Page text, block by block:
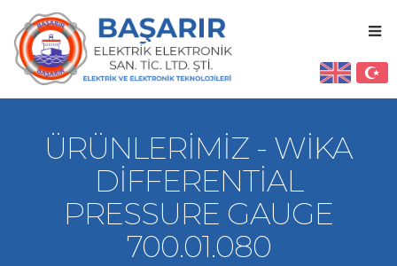
ÜRÜNLERIMIZ - WIKA
DIFFERENTIAL
PRESSURE GAUGE
700.01.080